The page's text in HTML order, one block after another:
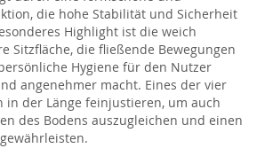
die hohe Stabilität und Sicherheit
Highlight ist die weich
Sitzfläche, die fließende Bewegungen
Hygiene für den Nutzer
angenehmer macht. Eines der vier
in der Länge feinjustieren, um auch
des Bodens auszugleichen und einen